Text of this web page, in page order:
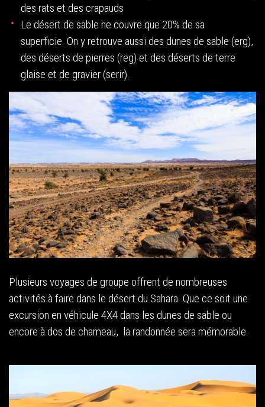
des rats et des crapauds
Le désert de sable ne couvre que 20% de sa
superficie. On y retrouve aussi des dunes de sable (erg),
des déserts de pierres (reg) et des déserts de terre
glaise et de gravier (serir).
Plusieurs voyages de groupe offrent de nombreuses
activités à faire dans le désert du Sahara. Que ce soit une
excursion en véhicule 4X4 dans les dunes de sable ou
encore à dos de chameau, la randonnée sera mémorable.